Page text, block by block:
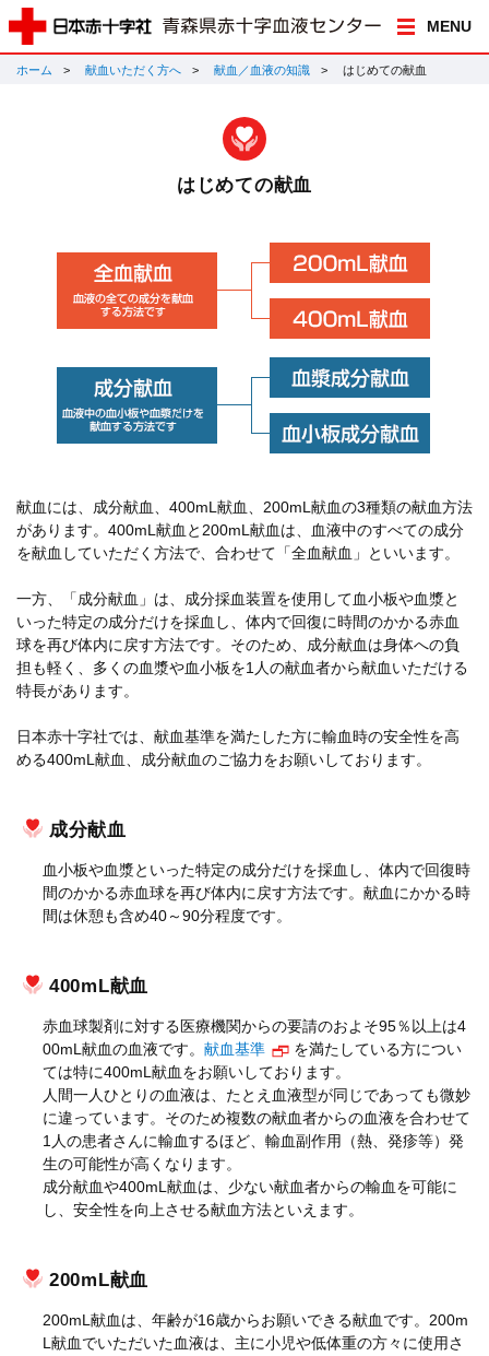
MENU
ホーム 献血いただく方へ 献血／血液の知識 はじめての献血
はじめての献血
献血には、成分献血、400mL献血、200mL献血の3種類の献血方法
があります。400mL献血と200mL献血は、血液中のすべての成分
を献血していただく方法で、合わせて「全血献血」といいます。
一方、「成分献血」は、成分採血装置を使用して血小板や血漿と
いった特定の成分だけを採血し、体内で回復に時間のかかる赤血
球を再び体内に戻す方法です。そのため、成分献血は身体への負
担も軽く、多くの血漿や血小板を1人の献血者から献血いただける
特長があります。
日本赤十字社では、献血基準を満たした方に輸血時の安全性を高
める400mL献血、成分献血のご協力をお願いしております。
成分献血
血小板や血漿といった特定の成分だけを採血し、体内で回復時
間のかかる赤血球を再び体内に戻す方法です。献血にかかる時
間は休憩も含め40～90分程度です。
400mL献血
赤血球製剤に対する医療機関からの要請のおよそ95％以上は4
00mL献血の血液です。 献血基準
を満たしている方につい
ては特に400mL献血をお願いしております。
人間一人ひとりの血液は、たとえ血液型が同じであっても微妙
に違っています。そのため複数の献血者からの血液を合わせて
1人の患者さんに輸血するほど、輸血副作用（熱、発疹等）発
生の可能性が高くなります。
成分献血や400mL献血は、少ない献血者からの輸血を可能に
し、安全性を向上させる献血方法といえます。
200mL献血
200mL献血は、年齢が16歳からお願いできる献血です。200m
L献血でいただいた血液は、主に小児や低体重の方々に使用さ